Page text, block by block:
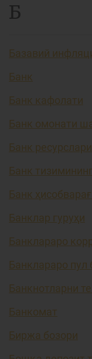
Б
Базавий
Банк
Банк кафолати
Банк омонати
Банк ресурслари
Банк
Банк
Банклар гуруҳи
Банклараро
Банклараро пул
Банкнотларни
Банкомат
Биржа бозори